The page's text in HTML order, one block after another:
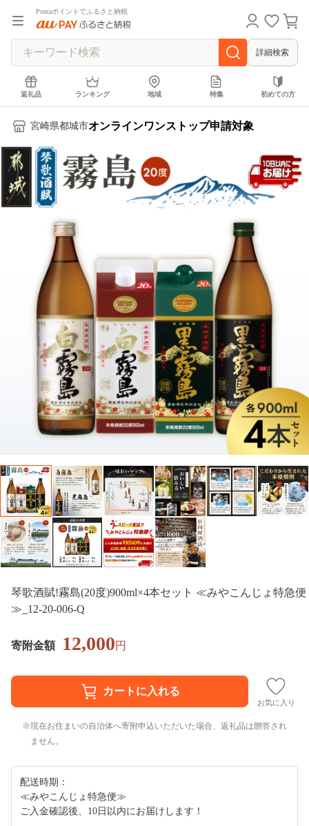
Pontaポイントでふるさと納税
詳細検索
返礼品 ランキング 地域 特集 初めての方
宮崎県都城市オンラインワンストップ申請対象
琴歌酒賦!霧島(20度)900ml×4本セット ≪みやこんじょ特急便
≫_12-20-006-Q
寄附金額 12,000円
お気に入り
現在お住まいの自治体へ寄附申込いただいた場合、返礼品は贈答され
ません。
配送時期：
≪みやこんじょ特急便≫
ご入金確認後、10日以内にお届けします！